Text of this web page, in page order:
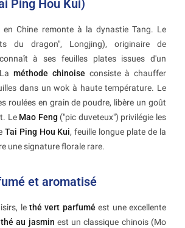
Ping Hou Kui)
Chine remonte à la dynastie Tang. Le
du dragon", Longjing), originaire de
à ses feuilles plates issues d'un
Laméthode chinoise consiste à chauffer
dans un wok à haute température. Le
roulées en grain de poudre, libère un goût
Le Mao Feng ("pic duveteux") privilégie les
Tai Ping Hou Kui, feuille longue plate de la
une signature florale rare.
et aromatisé
le thé vert parfumé est une excellente
thé au jasmin est un classique chinois (Mo